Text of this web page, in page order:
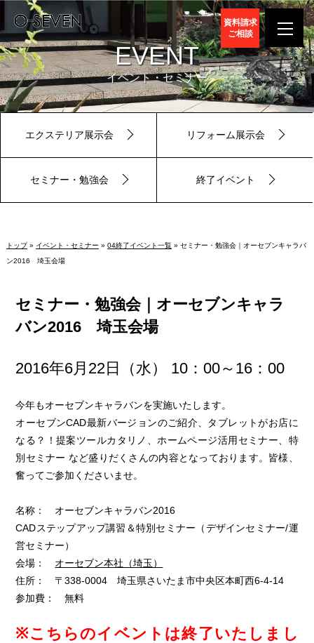
資料請求
ご相談
EVENT
イベント・セミナー
エクステリア展示会 リフォーム展示会
セミナー・勉強会 終了イベント
トップ» イベント・セミナー » 04終了イベント一覧» セミナー・勉強会｜オーセブンキャラバ
ン2016 埼玉会場
セミナー・勉強会｜オーセブンキャラ
バン2016 埼玉会場
2016年6月22日（水） 10：00～16：00
今年もオーセブンキャラバンを実施いたします。
オーセブンCAD最新バージョンのご紹介、タブレットがお店に
なる？！提案ツールカタリノ、ホームページ活用セミナー、特
別セミナー など盛りだくさんの内容となっております。皆様、
奮ってご参加くださいませ。
名称： オーセブンキャラバン2016
CADステップアップ講習＆特別セミナー（デザインセミナー/運
営セミナー）
会場： オーセブン本社（埼玉）
住所： 〒338-0004 埼玉県さいたま市中央区本町西6-4-14
参加費： 無料
※こちらのイベントは終了いたしまし